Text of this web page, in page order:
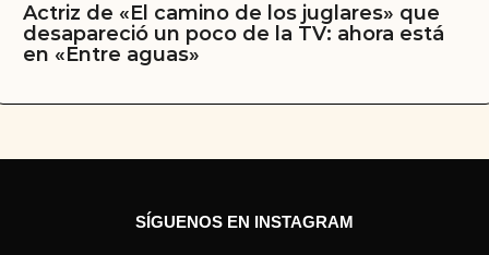
Actriz de «El camino de los juglares» que
desapareció un poco de la TV: ahora está
en «Entre aguas»
SÍGUENOS EN INSTAGRAM